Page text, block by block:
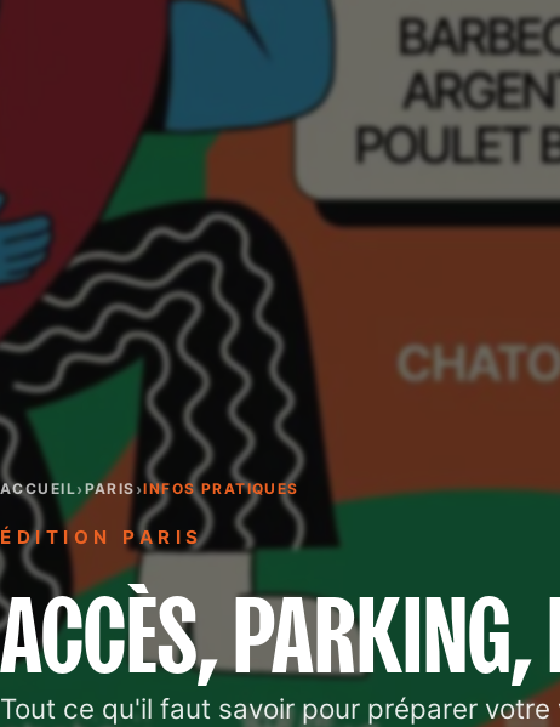
ACCUEIL› PARIS ›INFOS PRATIQUES
ÉDITION PARIS
ACCÈS, PARKING,
Tout ce qu'il faut savoir pour préparer votre